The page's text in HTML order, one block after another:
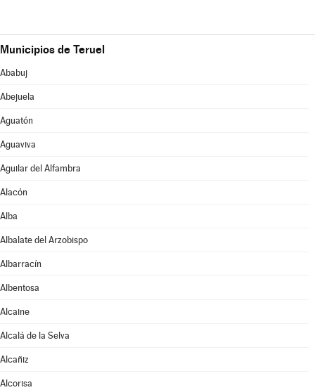
Municipios de Teruel
Ababuj
Abejuela
Aguatón
Aguaviva
Aguilar del Alfambra
Alacón
Alba
Albalate del Arzobispo
Albarracín
Albentosa
Alcaine
Alcalá de la Selva
Alcañiz
Alcorisa